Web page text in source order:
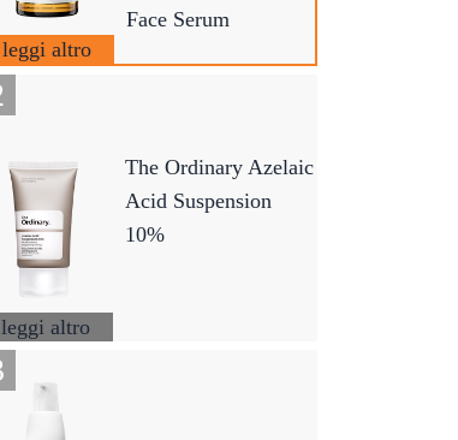
Face Serum
leggi altro
The Ordinary Azelaic
Acid Suspension
10%
leggi altro